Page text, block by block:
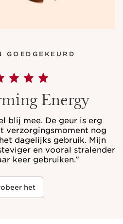
GOEDGEKEURD
Energy
blij mee. De geur is erg
verzorgingsmoment nog
dagelijks gebruik. Mijn
en vooral stralender
keer gebruiken.”
het